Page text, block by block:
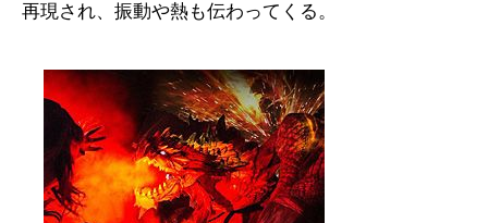
再現され、振動や熱も伝わってくる。